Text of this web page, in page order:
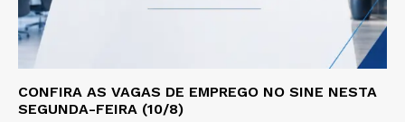
CONFIRA AS VAGAS DE EMPREGO NO SINE NESTA
SEGUNDA-FEIRA (10/8)